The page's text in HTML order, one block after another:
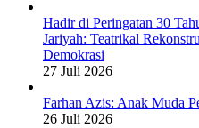
Hadir di Peringatan 30
Jariyah: Teatrikal
Demokrasi
27 Juli 2026
Farhan Azis: Anak Muda
26 Juli 2026